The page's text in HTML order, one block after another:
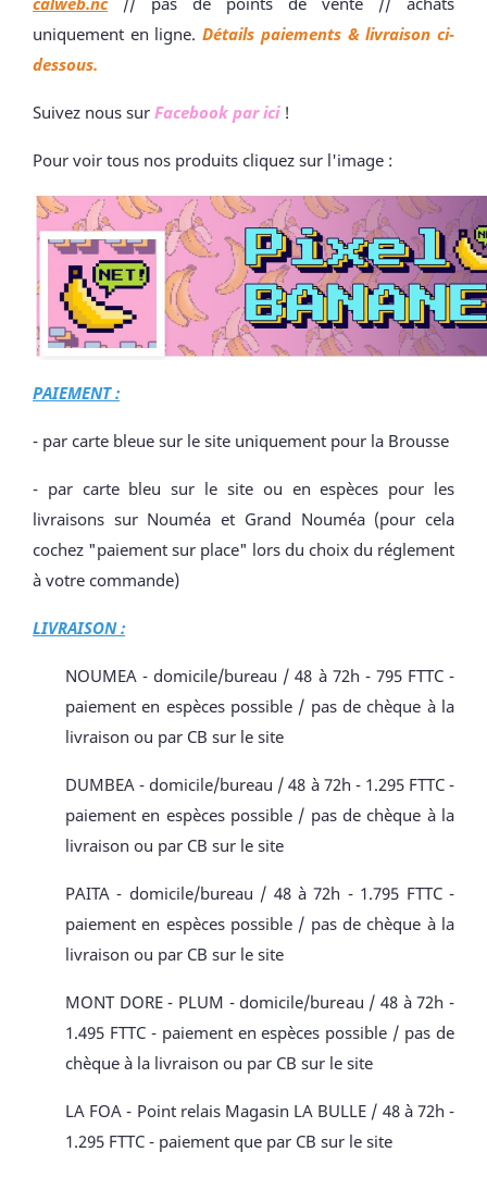
uniquement en ligne.Détails paiements & livraison ci-
dessous.
Suivez nous sur Facebook par ici!
Pour voir tous nos produits cliquez sur l'image :
PAIEMENT :
- par carte bleue sur le site uniquement pour la Brousse
- par carte bleu sur le site ou en espèces pour les
livraisons sur Nouméa et Grand Nouméa (pour cela
cochez "paiement sur place" lors du choix du réglement
à votre commande)
LIVRAISON :
NOUMEA - domicile/bureau / 48 à 72h - 795 FTTC -
paiement en espèces possible / pas de chèque à la
livraison ou par CB sur le site
DUMBEA - domicile/bureau / 48 à 72h - 1.295 FTTC -
paiement en espèces possible / pas de chèque à la
livraison ou par CB sur le site
PAITA - domicile/bureau / 48 à 72h - 1.795 FTTC -
paiement en espèces possible / pas de chèque à la
livraison ou par CB sur le site
MONT DORE - PLUM - domicile/bureau / 48 à 72h -
1.495 FTTC - paiement en espèces possible / pas de
chèque à la livraison ou par CB sur le site
LA FOA - Point relais Magasin LA BULLE / 48 à 72h -
1.295 FTTC - paiement que par CB sur le site